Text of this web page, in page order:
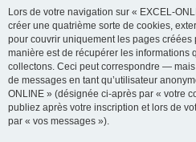
Lors de votre navigation sur « EXCEL-
créer une quatrième sorte de cookies,
pour couvrir uniquement les pages
manière est de récupérer les informations
collectons. Ceci peut correspondre —
de messages en tant qu’utilisateur
ONLINE » (désignée ci-après par « votre
publiez après votre inscription et lors de
par « vos messages »).